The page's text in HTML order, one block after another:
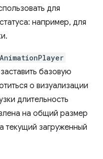
для
например, для
AnimationPlayer
базовую
о визуализации
длительность
​​на общий размер
текущий загруженный